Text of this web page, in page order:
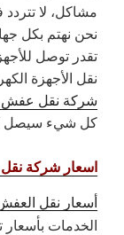
مشاكل، لا
نحن نهتم بكل
تقدر توصل
نقل الأجهزة
شركة نقل عفش
كل شيء سيصل
اسعار شركة
أسعار نقل
الخدمات بأسعار